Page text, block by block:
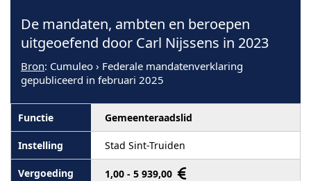
De mandaten, ambten en beroepen
uitgeoefend door Carl Nijssens in 2023
Bron: Cumuleo › Federale mandatenverklaring
gepubliceerd in februari 2025
Gemeenteraadslid
Stad Sint-Truiden
1,00 - 5 939,00